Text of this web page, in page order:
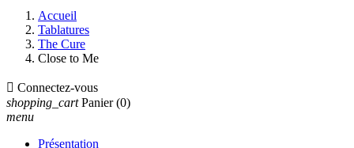
Accueil
Tablatures
The Cure
Close to Me
 Connectez-vous
shopping_cart Panier (0)
menu
Présentation